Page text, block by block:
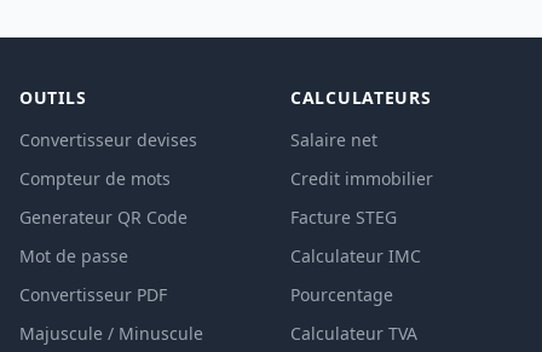
OUTILS
Convertisseur devises
Compteur de mots
Generateur QR Code
Mot de passe
Convertisseur PDF
Majuscule / Minuscule
CALCULATEURS
Salaire net
Credit immobilier
Facture STEG
Calculateur IMC
Pourcentage
Calculateur TVA